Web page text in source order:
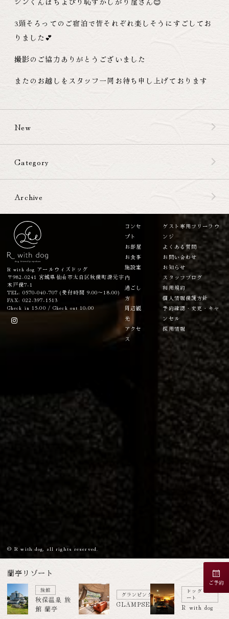
3頭そろってのご宿泊で皆それぞれ楽しそうにすごしてお
りました💕
撮影のご協力ありがとうございました
またのお越しをスタッフ一同お待ち申し上げております
New
Category
Archive
R with dog アールウィズドッグ
〒982-0241 宮城県仙台市太白区秋保町湯元字
木戸保7-1
TEL: 0570-040-707 (受付時間 9:00～18:00)
FAX: 022-397-1513
Check in 15:00 / Check out 10:00
コンセ
プト
お部屋
お食事
施設案
内
過ごし
方
周辺観
光
アクセ
ス
ゲスト専用フリーラウ
ンジ
よくある質問
お問い合わせ
お知らせ
スタッフブログ
利用規約
個人情報保護方針
予約確認・変更・キャ
ンセル
採用情報
© R with dog, all rights reserved.
蘭亭リゾート
旅館
秋保温泉 旅
館 蘭亭
グランピング
GLAMPSEASON
ドッグリゾ
ート
R with dog
ご予約